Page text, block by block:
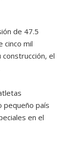
de 47.5
cinco mil
el
pequeño país
en el